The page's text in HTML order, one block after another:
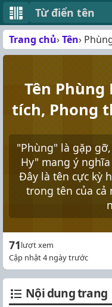
Từ điển tên
Trang chủ Tên
Tên Phùng
tích, Phong
"Phùng" là gặp
Hy" mang ý
Đây là tên cực kỳ
trong tên của
71lượt xem
Cập nhật 4 ngày trước
Nội dung trang